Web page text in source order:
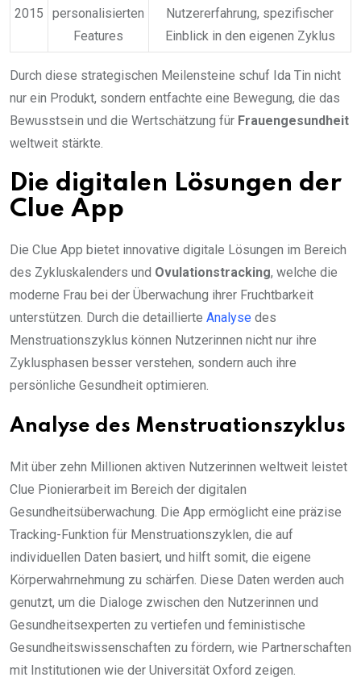
2015
personalisierten
Features
Nutzererfahrung, spezifischer
Einblick in den eigenen Zyklus
Durch diese strategischen Meilensteine schuf Ida Tin nicht
nur ein Produkt, sondern entfachte eine Bewegung, die das
Bewusstsein und die Wertschätzung für Frauengesundheit
weltweit stärkte.
Die digitalen Lösungen der
Clue App
Die Clue App bietet innovative digitale Lösungen im Bereich
des Zykluskalenders und Ovulationstracking, welche die
moderne Frau bei der Überwachung ihrer Fruchtbarkeit
unterstützen. Durch die detaillierte Analyse des
Menstruationszyklus können Nutzerinnen nicht nur ihre
Zyklusphasen besser verstehen, sondern auch ihre
persönliche Gesundheit optimieren.
Analyse des Menstruationszyklus
Mit über zehn Millionen aktiven Nutzerinnen weltweit leistet
Clue Pionierarbeit im Bereich der digitalen
Gesundheitsüberwachung. Die App ermöglicht eine präzise
Tracking-Funktion für Menstruationszyklen, die auf
individuellen Daten basiert, und hilft somit, die eigene
Körperwahrnehmung zu schärfen. Diese Daten werden auch
genutzt, um die Dialoge zwischen den Nutzerinnen und
Gesundheitsexperten zu vertiefen und feministische
Gesundheitswissenschaften zu fördern, wie Partnerschaften
mit Institutionen wie der Universität Oxford zeigen.